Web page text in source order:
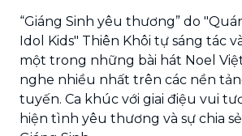
“Giáng Sinh yêu thương” do
Idol Kids" Thiên Khôi tự sáng tác
một trong những bài hát Noel
nghe nhiều nhất trên các nền
tuyến. Ca khúc với giai điệu vui
hiện tình yêu thương và sự chia